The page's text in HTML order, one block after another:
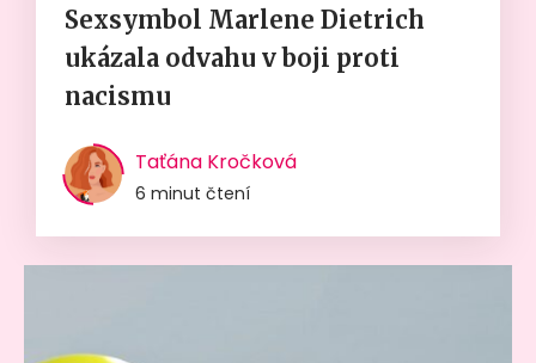
Sexsymbol Marlene Dietrich
ukázala odvahu v boji proti
nacismu
Taťána Kročková
6 minut čtení